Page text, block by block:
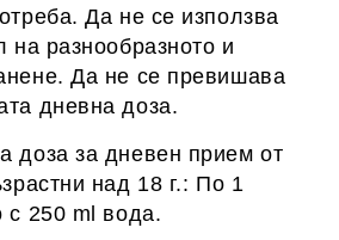
Да не се използва
на разнообразното и
Да не се превишава
дневна доза.
доза за дневен прием от
над 18 г.: По 1
с 250 ml вода.